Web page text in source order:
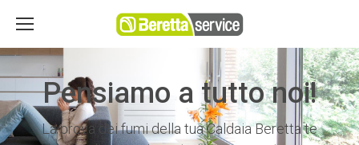
Pensiamo a tutto noi!
La prova dei fumi della tua Caldaia Beretta te